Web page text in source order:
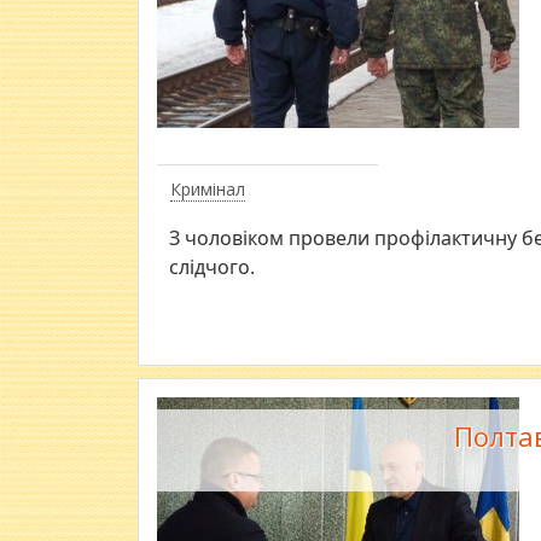
Кримінал
З чоловіком провели профілактичну
слідчого.